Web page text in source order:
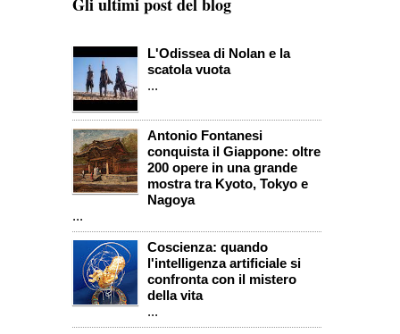
Gli ultimi post del blog
L'Odissea di Nolan e la
scatola vuota
...
Antonio Fontanesi
conquista il Giappone: oltre
200 opere in una grande
mostra tra Kyoto, Tokyo e
Nagoya
...
Coscienza: quando
l'intelligenza artificiale si
confronta con il mistero
della vita
...